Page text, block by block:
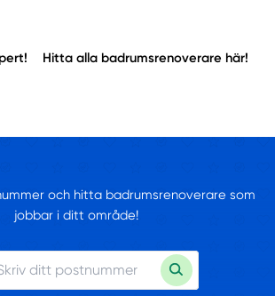
Hitta alla badrumsrenoverare här!
och hitta badrumsrenoverare som
jobbar i ditt område!